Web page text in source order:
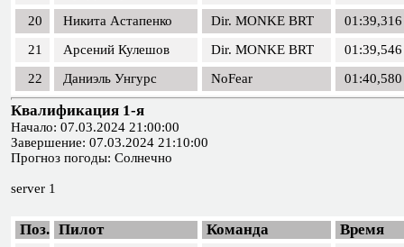
20
Никита Астапенко Dir. MONKE BRT
01:39,316
21
Арсений Кулешов Dir. MONKE BRT
01:39,546
22
Даниэль Унгурс NoFear 01:40,580
Квалификация 1-я
Начало: 07.03.2024 21:00:00
Завершение: 07.03.2024 21:10:00
Прогноз погоды: Солнечно
server 1
Поз. Пилот Команда Время